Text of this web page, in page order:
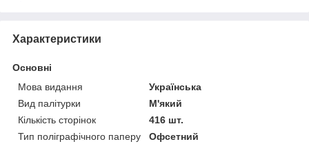
Характеристики
Основні
Мова видання
Українська
Вид палітурки
М'який
Кількість сторінок
416 шт.
Тип поліграфічного паперу
Офсетний